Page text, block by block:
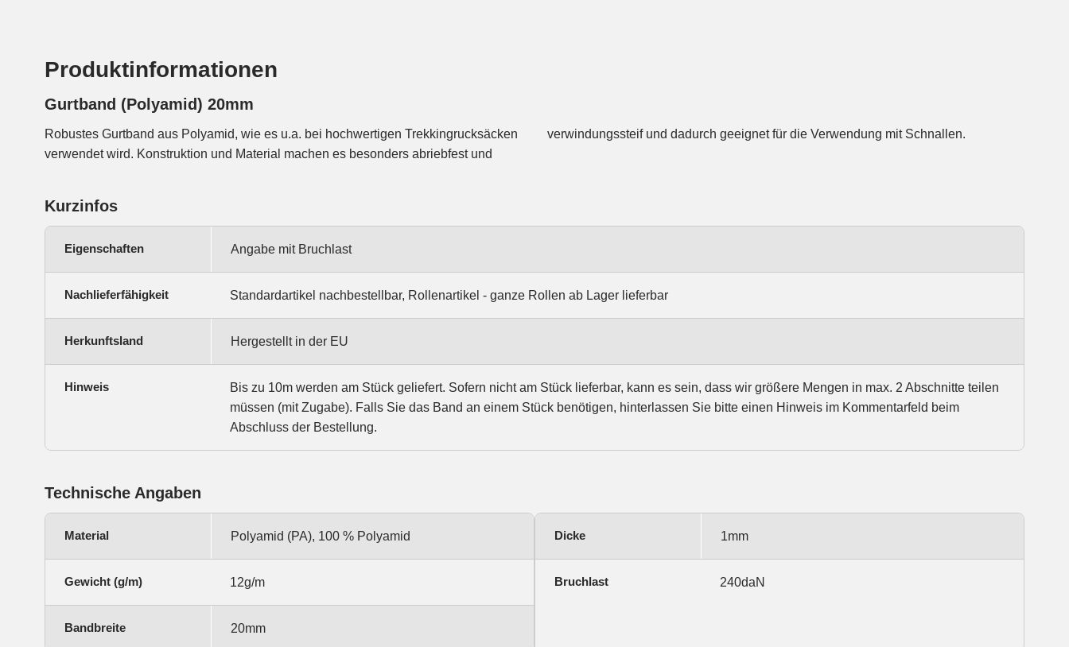
Produktinformationen
Gurtband (Polyamid) 20mm
Robustes Gurtband aus Polyamid, wie es u.a. bei hochwertigen Trekkingrucksäcken
verwendet wird. Konstruktion und Material machen es besonders abriebfest und
verwindungssteif und dadurch geeignet für die Verwendung mit Schnallen.
Kurzinfos
Eigenschaften Angabe mit Bruchlast
Nachlieferfähigkeit Standardartikel nachbestellbar, Rollenartikel - ganze Rollen ab Lager lieferbar
Herkunftsland Hergestellt in der EU
Hinweis
Bis zu 10m werden am Stück geliefert. Sofern nicht am Stück lieferbar, kann es sein, dass wir größere Mengen in max. 2 Abschnitte teilen
müssen (mit Zugabe). Falls Sie das Band an einem Stück benötigen, hinterlassen Sie bitte einen Hinweis im Kommentarfeld beim
Abschluss der Bestellung.
Technische Angaben
Material Polyamid (PA), 100 % Polyamid
Gewicht (g/m) 12g/m
Bandbreite 20mm
Dicke 1mm
Bruchlast 240daN